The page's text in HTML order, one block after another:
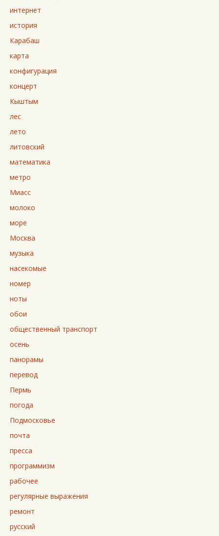
интернет
история
Карабаш
карта
конфигурация
концерт
Кыштым
лес
лето
литовский
математика
метро
Миасс
молоко
море
Москва
музыка
насекомые
номер
ноты
обои
общественный транспорт
осень
панорамы
перевод
Пермь
погода
Подмосковье
почта
пресса
программизм
рабочее
регулярные выражения
ремонт
русский